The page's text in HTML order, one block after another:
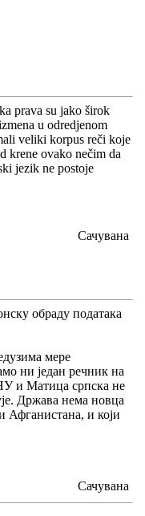
prava su jako širok
u odredjenom
veliki korpus reči koje
krene ovako nečim da
jezik ne postoje
Сачувана
обраду података
мере
ни један речник на
и Матица српска не
Држава нема новца
Афганистана, и који
Сачувана